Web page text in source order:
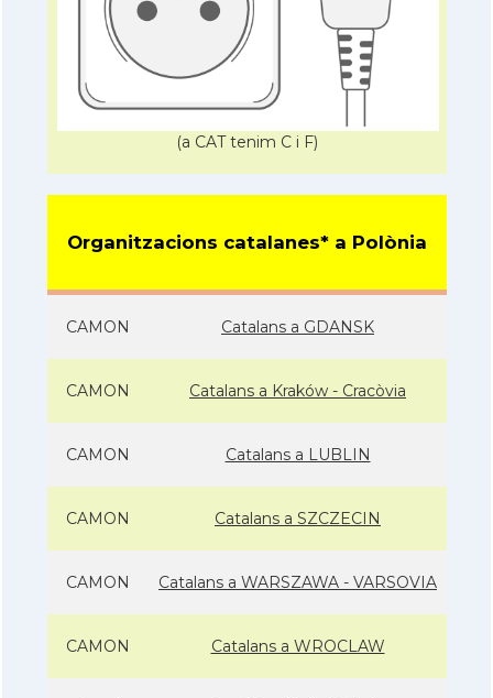
(a CAT tenim C i F)
Organitzacions catalanes* a Polònia
CAMON Catalans a GDANSK
CAMON Catalans a Kraków - Cracòvia
CAMON Catalans a LUBLIN
CAMON Catalans a SZCZECIN
CAMON Catalans a WARSZAWA - VARSOVIA
CAMON Catalans a WROCLAW